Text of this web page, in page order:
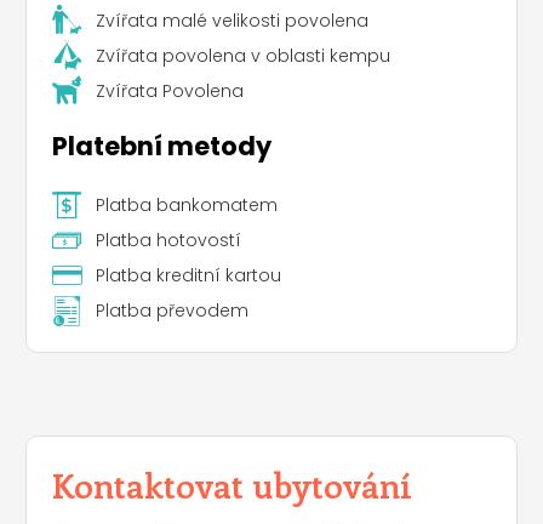
Zvířata malé velikosti povolena
Zvířata povolena v oblasti kempu
Zvířata Povolena
Platební metody
Platba bankomatem
Platba hotovostí
Platba kreditní kartou
Platba převodem
Kontaktovat ubytování